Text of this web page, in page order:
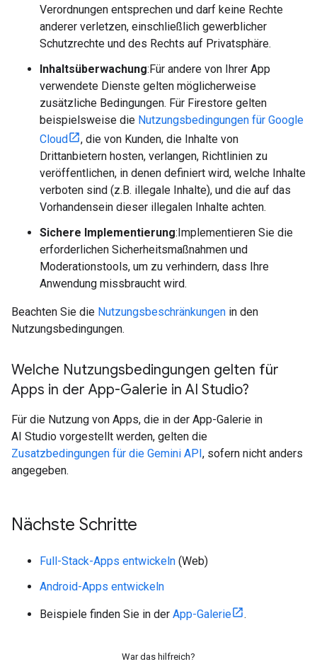
Verordnungen entsprechen und darf keine Rechte
anderer verletzen, einschließlich gewerblicher
Schutzrechte und des Rechts auf Privatsphäre.
Inhaltsüberwachung:Für andere von Ihrer App
verwendete Dienste gelten möglicherweise
zusätzliche Bedingungen. Für Firestore gelten
beispielsweise die Nutzungsbedingungen für Google
Cloud
, die von Kunden, die Inhalte von
Drittanbietern hosten, verlangen, Richtlinien zu
veröffentlichen, in denen definiert wird, welche Inhalte
verboten sind (z.B. illegale Inhalte), und die auf das
Vorhandensein dieser illegalen Inhalte achten.
Sichere Implementierung:Implementieren Sie die
erforderlichen Sicherheitsmaßnahmen und
Moderationstools, um zu verhindern, dass Ihre
Anwendung missbraucht wird.
Beachten Sie die Nutzungsbeschränkungen in den
Nutzungsbedingungen.
Welche Nutzungsbedingungen gelten für
Apps in der App-Galerie in AI Studio?
Für die Nutzung von Apps, die in der App-Galerie in
AI Studio vorgestellt werden, gelten die
Zusatzbedingungen für die Gemini API, sofern nicht anders
angegeben.
Nächste Schritte
Full-Stack-Apps entwickeln (Web)
Android-Apps entwickeln
Beispiele finden Sie in der App-Galerie .
War das hilfreich?